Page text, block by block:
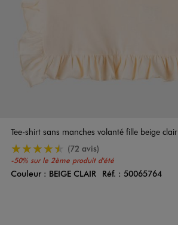
Tee-shirt sans manches volanté fille beige clair
-50% sur le 2ème produit d'été
4.5/5 de moyenne
(72 avis)
Couleur
Couleur : BEIGE CLAIR Réf. : 50065764